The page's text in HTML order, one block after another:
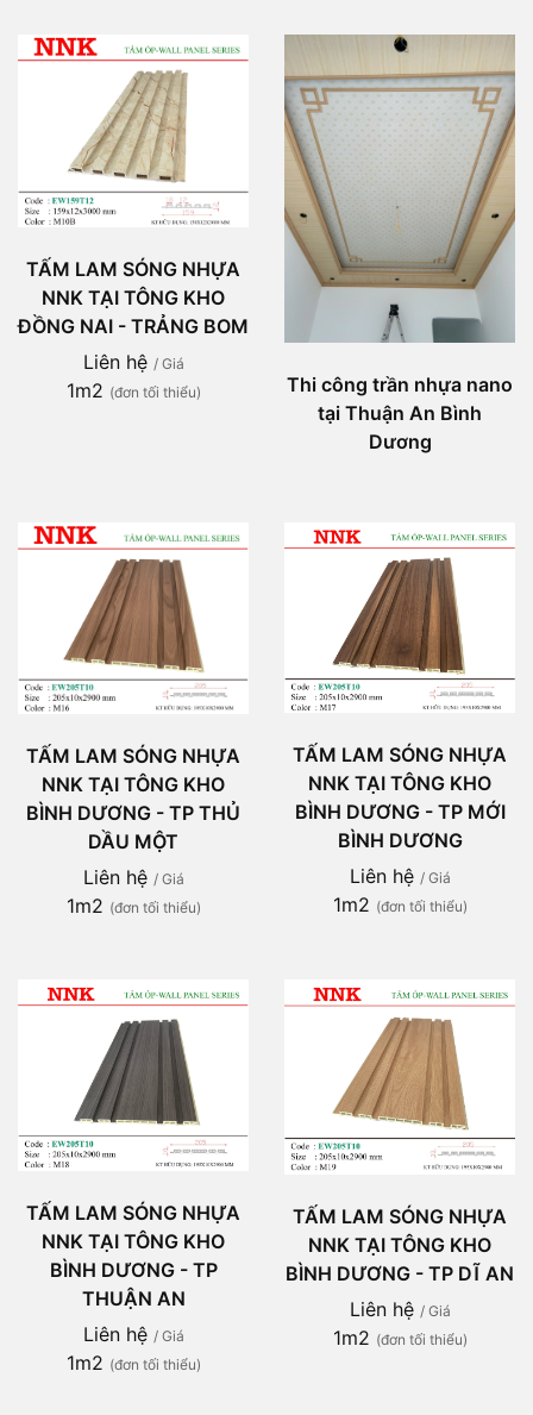
TẤM LAM SÓNG NHỰA
NNK TẠI TÔNG KHO
ĐỒNG NAI - TRẢNG BOM
Liên hệ / Giá
1m2 (đơn tối thiểu)
Thi công trần nhựa nano
tại Thuận An Bình
Dương
TẤM LAM SÓNG NHỰA
NNK TẠI TÔNG KHO
BÌNH DƯƠNG - TP THỦ
DẦU MỘT
Liên hệ / Giá
1m2 (đơn tối thiểu)
TẤM LAM SÓNG NHỰA
NNK TẠI TÔNG KHO
BÌNH DƯƠNG - TP MỚI
BÌNH DƯƠNG
Liên hệ / Giá
1m2 (đơn tối thiểu)
TẤM LAM SÓNG NHỰA
NNK TẠI TÔNG KHO
BÌNH DƯƠNG - TP
THUẬN AN
Liên hệ / Giá
1m2 (đơn tối thiểu)
TẤM LAM SÓNG NHỰA
NNK TẠI TÔNG KHO
BÌNH DƯƠNG - TP DĨ AN
Liên hệ / Giá
1m2 (đơn tối thiểu)